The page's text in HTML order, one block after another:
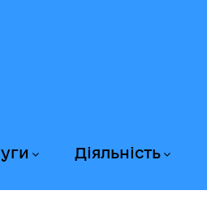
Діяльність